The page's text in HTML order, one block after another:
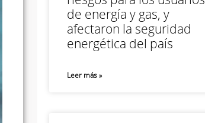
de energía y gas, y
afectaron la seguridad
energética del país
Leer más »